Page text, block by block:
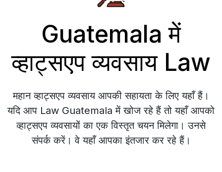
Guatemala में
व्हाट्सएप व्यवसाय Law
महान व्हाट्सएप व्यवसाय आपकी सहायता के लिए यहाँ हैं।
यदि आप Law Guatemala में खोज रहे हैं तो यहाँ आपको
व्हाट्सएप व्यवसायों का एक विस्तृत चयन मिलेगा। उनसे
संपर्क करें। वे यहाँ आपका इंतजार कर रहे हैं।